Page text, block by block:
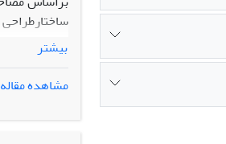
همچون
بیشتر
مشاهده مقاله